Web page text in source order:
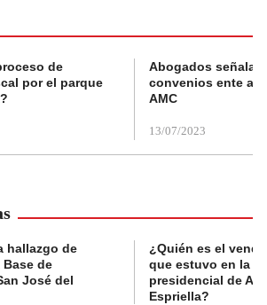
de
por el parque
Abogados
convenios ente
AMC
13/07/2023
hallazgo de
de
José del
¿Quién es el
que estuvo en la
presidencial de
Espriella?